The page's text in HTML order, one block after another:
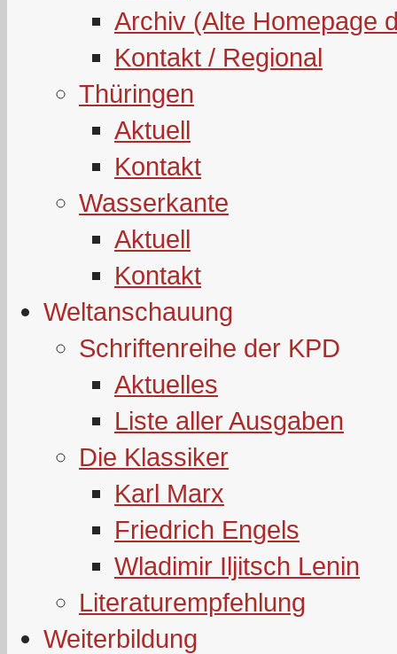
Archiv (Alte Homepage
Kontakt / Regional
Thüringen
Aktuell
Kontakt
Wasserkante
Aktuell
Kontakt
Weltanschauung
Schriftenreihe der KPD
Aktuelles
Liste aller Ausgaben
Die Klassiker
Karl Marx
Friedrich Engels
Wladimir Iljitsch Lenin
Literaturempfehlung
Weiterbildung